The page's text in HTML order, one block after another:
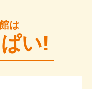
は
い!